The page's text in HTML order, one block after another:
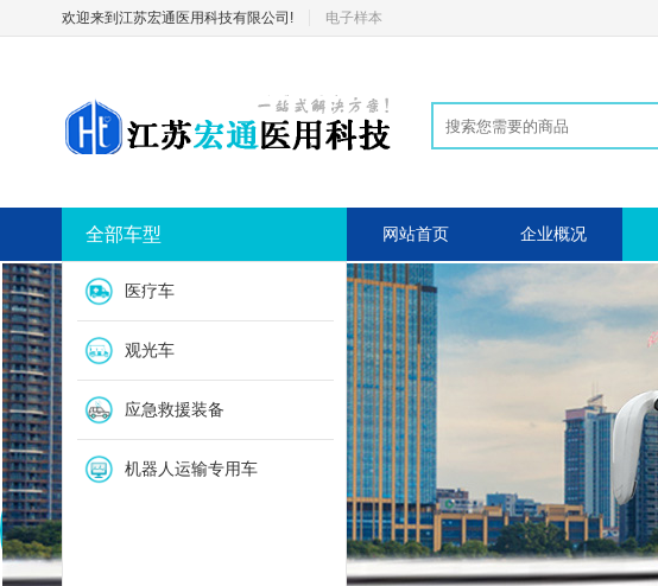
欢迎来到江苏宏通医用科技有限公司! 电子样本
全部车型
医疗车
观光车
应急救援装备
机器人运输专用车
网站首页 企业概况